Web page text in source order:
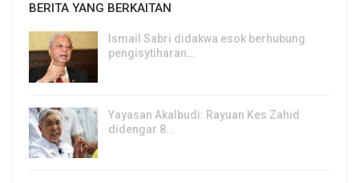
BERITA YANG BERKAITAN
Ismail Sabri didakwa esok berhubung
pengisytiharan…
Yayasan Akalbudi: Rayuan Kes Zahid
didengar 8…